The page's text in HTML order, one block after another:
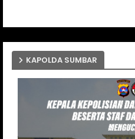
KAPOLDA SUMBAR